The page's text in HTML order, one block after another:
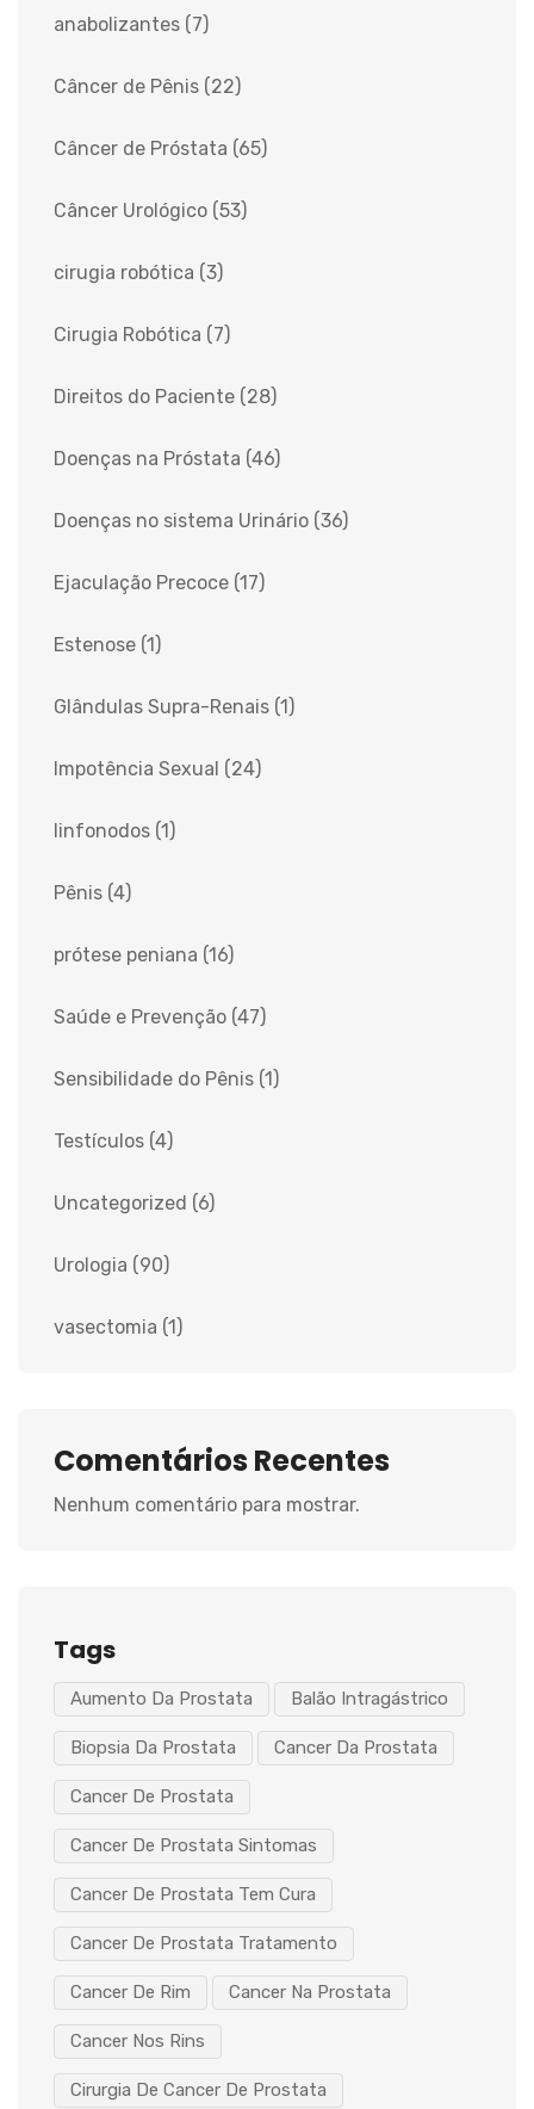
anabolizantes (7)
Câncer de Pênis (22)
Câncer de Próstata (65)
Câncer Urológico (53)
cirugia robótica (3)
Cirugia Robótica (7)
Direitos do Paciente (28)
Doenças na Próstata (46)
Doenças no sistema Urinário (36)
Ejaculação Precoce (17)
Estenose (1)
Glândulas Supra-Renais (1)
Impotência Sexual (24)
linfonodos (1)
Pênis (4)
prótese peniana (16)
Saúde e Prevenção (47)
Sensibilidade do Pênis (1)
Testículos (4)
Uncategorized (6)
Urologia (90)
vasectomia (1)
Comentários Recentes
Nenhum comentário para mostrar.
Tags
Aumento Da Prostata Balão Intragástrico
Biopsia Da Prostata Cancer Da Prostata
Cancer De Prostata
Cancer De Prostata Sintomas
Cancer De Prostata Tem Cura
Cancer De Prostata Tratamento
Cancer De Rim Cancer Na Prostata
Cancer Nos Rins
Cirurgia De Cancer De Prostata